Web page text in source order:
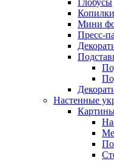
Глобусы
Копилки
Мини
Пресс-
Настенные